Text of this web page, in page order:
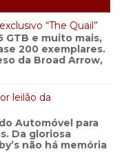
“The Quail”
GTB e muito mais,
200 exemplares.
da Broad Arrow,
leilão da
Automóvel para
Da gloriosa
não há memória